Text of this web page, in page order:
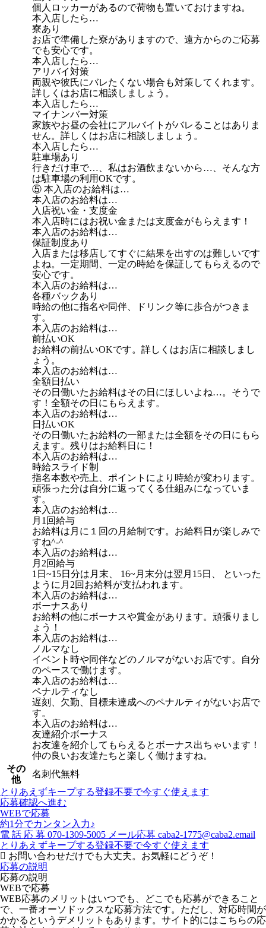
個人ロッカーがあるので荷物も置いておけますね。
本入店したら…
寮あり
お店で準備した寮がありますので、遠方からのご応募
でも安心です。
本入店したら…
アリバイ対策
両親や彼氏にバレたくない場合も対策してくれます。
詳しくはお店に相談しましょう。
本入店したら…
マイナンバー対策
家族やお昼の会社にアルバイトがバレることはありま
せん。詳しくはお店に相談しましょう。
本入店したら…
駐車場あり
行きだけ車で…、私はお酒飲まないから…、そんな方
は駐車場の利用OKです。
⑤ 本入店のお給料は…
本入店のお給料は…
入店祝い金・支度金
本入店時にはお祝い金または支度金がもらえます！
本入店のお給料は…
保証制度あり
入店または移店してすぐに結果を出すのは難しいです
よね。一定期間、一定の時給を保証してもらえるので
安心です。
本入店のお給料は…
各種バックあり
時給の他に指名や同伴、ドリンク等に歩合がつきま
す。
本入店のお給料は…
前払いOK
お給料の前払いOKです。詳しくはお店に相談しまし
ょう。
本入店のお給料は…
全額日払い
その日働いたお給料はその日にほしいよね…。そうで
す！全額その日にもらえます。
本入店のお給料は…
日払いOK
その日働いたお給料の一部または全額をその日にもら
えます。残りはお給料日に！
本入店のお給料は…
時給スライド制
指名本数や売上、ポイントにより時給が変わります。
頑張った分は自分に返ってくる仕組みになっていま
す。
本入店のお給料は…
月1回給与
お給料は月に１回の月給制です。お給料日が楽しみで
すね^-^
本入店のお給料は…
月2回給与
1日~15日分は月末、 16~月末分は翌月15日、 といった
ように月2回お給料が支払われます。
本入店のお給料は…
ボーナスあり
お給料の他にボーナスや賞金があります。頑張りまし
ょう！
本入店のお給料は…
ノルマなし
イベント時や同伴などのノルマがないお店です。自分
のペースで働けます。
本入店のお給料は…
ペナルティなし
遅刻、欠勤、目標未達成へのペナルティがないお店で
す。
本入店のお給料は…
友達紹介ボーナス
お友達を紹介してもらえるとボーナス出ちゃいます！
仲の良いお友達たちと楽しく働けますね。
その
他
名刺代無料
とりあえずキープする登録不要で今すぐ使えます
応募確認へ進む
WEBで応募
約1分でカンタン入力♪
電 話 応 募 070-1309-5005 メール応募 caba2-1775@caba2.email
とりあえずキープする登録不要で今すぐ使えます
お問い合わせだけでも大丈夫。お気軽にどうぞ！
応募の説明
応募の説明
WEBで応募
WEB応募のメリットはいつでも、どこでも応募ができること
で、一番オーソドックスな応募方法です。ただし、対応時間が
かかるというデメリットもあります。サイト的にはこちらの応